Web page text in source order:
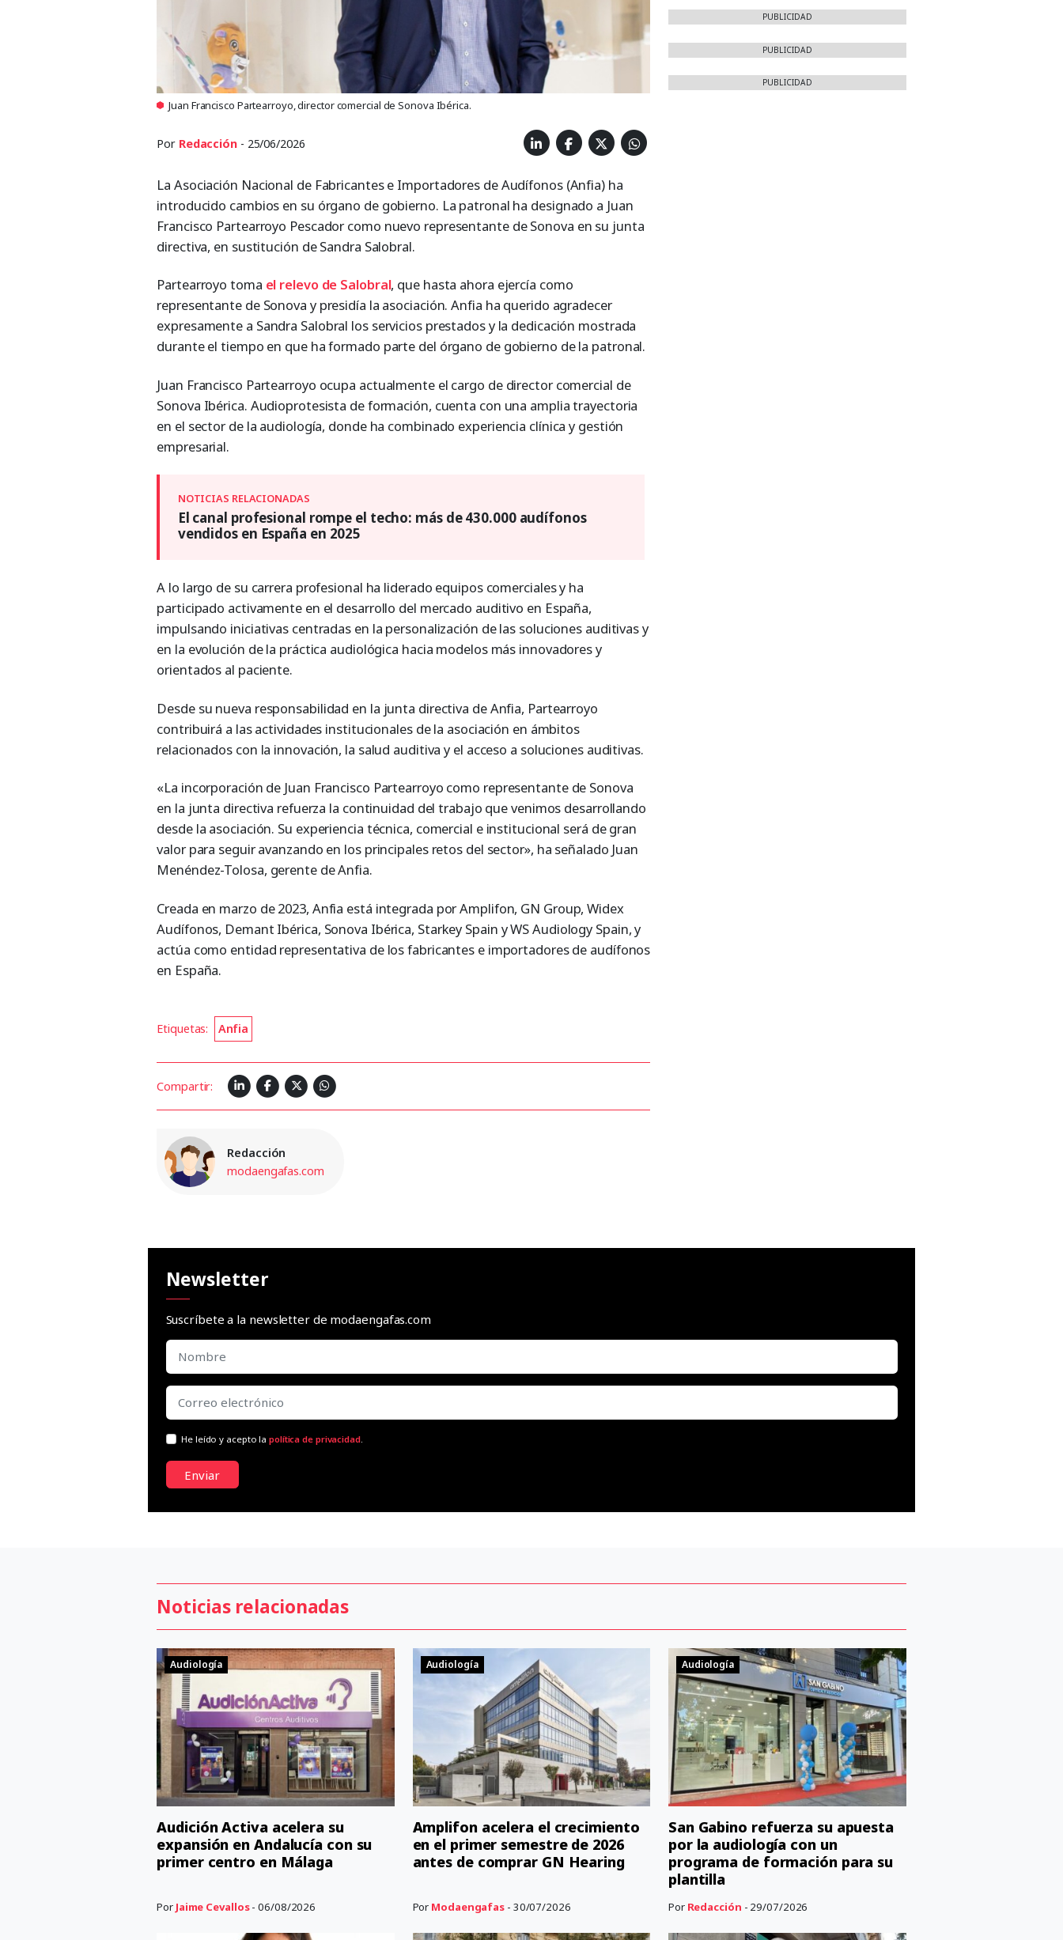
Juan Francisco Partearroyo, director comercial de Sonova Ibérica.
Por Redacción- 25/06/2026
La Asociación Nacional de Fabricantes e Importadores de Audífonos (Anfia) ha
introducido cambios en su órgano de gobierno. La patronal ha designado a Juan
Francisco Partearroyo Pescador como nuevo representante de Sonova en su junta
directiva, en sustitución de Sandra Salobral.
Partearroyo toma el relevo de Salobral, que hasta ahora ejercía como
representante de Sonova y presidía la asociación. Anfia ha querido agradecer
expresamente a Sandra Salobral los servicios prestados y la dedicación mostrada
durante el tiempo en que ha formado parte del órgano de gobierno de la patronal.
Juan Francisco Partearroyo ocupa actualmente el cargo de director comercial de
Sonova Ibérica. Audioprotesista de formación, cuenta con una amplia trayectoria
en el sector de la audiología, donde ha combinado experiencia clínica y gestión
empresarial.
El canal profesional rompe el techo: más de 430.000 audífonos
vendidos en España en 2025
A lo largo de su carrera profesional ha liderado equipos comerciales y ha
participado activamente en el desarrollo del mercado auditivo en España,
impulsando iniciativas centradas en la personalización de las soluciones auditivas y
en la evolución de la práctica audiológica hacia modelos más innovadores y
orientados al paciente.
Desde su nueva responsabilidad en la junta directiva de Anfia, Partearroyo
contribuirá a las actividades institucionales de la asociación en ámbitos
relacionados con la innovación, la salud auditiva y el acceso a soluciones auditivas.
«La incorporación de Juan Francisco Partearroyo como representante de Sonova
en la junta directiva refuerza la continuidad del trabajo que venimos desarrollando
desde la asociación. Su experiencia técnica, comercial e institucional será de gran
valor para seguir avanzando en los principales retos del sector», ha señalado Juan
Menéndez-Tolosa, gerente de Anfia.
Creada en marzo de 2023, Anfia está integrada por Amplifon, GN Group, Widex
Audífonos, Demant Ibérica, Sonova Ibérica, Starkey Spain y WS Audiology Spain, y
actúa como entidad representativa de los fabricantes e importadores de audífonos
en España.
Etiquetas: Anfia
Compartir:
Redacción
modaengafas.com
PUBLICIDAD
PUBLICIDAD
PUBLICIDAD
Newsletter
Suscríbete a la newsletter de modaengafas.com
He leído y acepto lapolítica de privacidad.
Enviar
Noticias relacionadas
Audiología
Audición Activa acelera su
expansión en Andalucía con su
primer centro en Málaga
Por Jaime Cevallos- 06/08/2026
Audiología
Amplifon acelera el crecimiento
en el primer semestre de 2026
antes de comprar GN Hearing
Por Modaengafas - 30/07/2026
Audiología
San Gabino refuerza su apuesta
por la audiología con un
programa de formación para su
plantilla
Por Redacción - 29/07/2026